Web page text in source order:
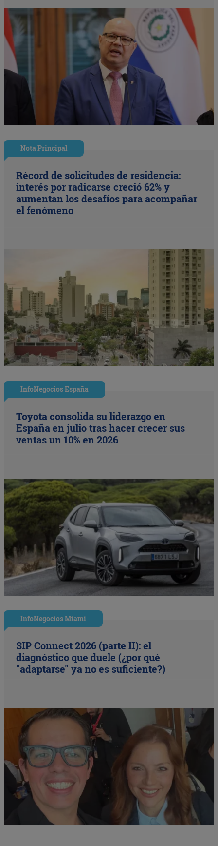
Nota Principal
Récord de solicitudes de residencia:
interés por radicarse creció 62% y
aumentan los desafíos para acompañar
el fenómeno
InfoNegocios España
Toyota consolida su liderazgo en
España en julio tras hacer crecer sus
ventas un 10% en 2026
InfoNegocios Miami
SIP Connect 2026 (parte II): el
diagnóstico que duele (¿por qué
"adaptarse" ya no es suficiente?)